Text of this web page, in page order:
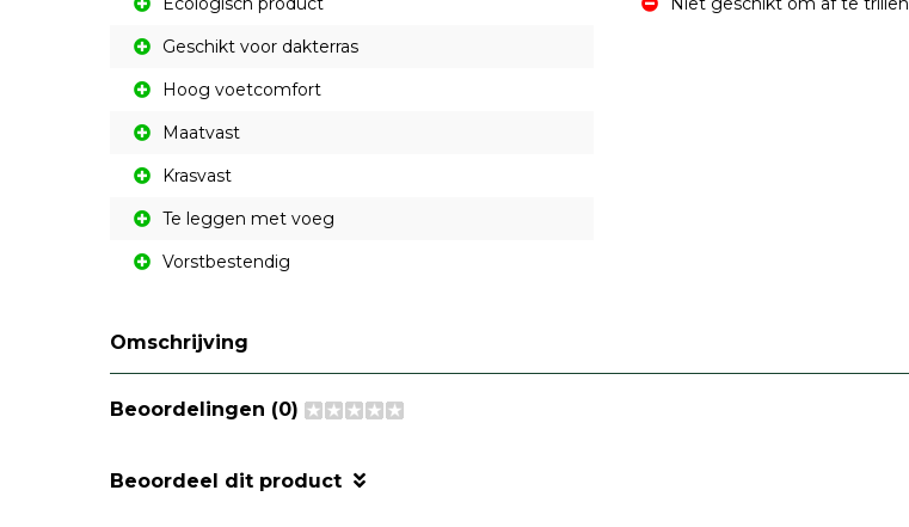
Geschikt voor dakterras
Hoog voetcomfort
Maatvast
Krasvast
Te leggen met voeg
Vorstbestendig
Omschrijving
Beoordelingen (0)
Beoordeel dit product